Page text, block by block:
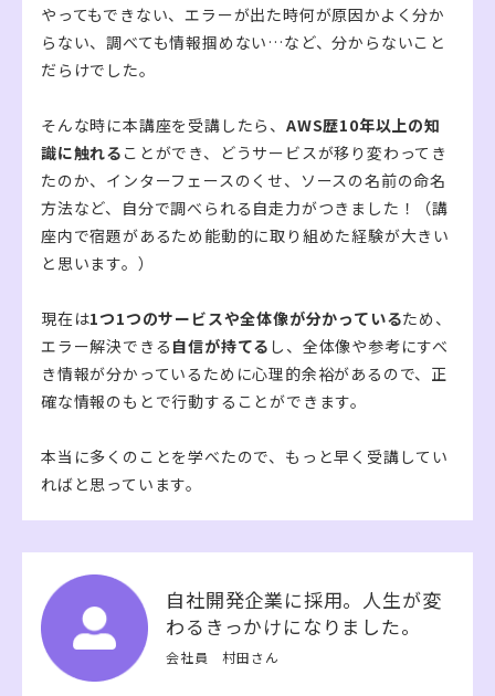
やってもできない、エラーが出た時何が原因かよく分か
らない、調べても情報掴めない…など、分からないこと
だらけでした。
そんな時に本講座を受講したら、AWS歴10年以上の知
識に触れる ことができ、どうサービスが移り変わってき
たのか、インターフェースのくせ、ソースの名前の命名
方法など、自分で調べられる自走力がつきました！（講
座内で宿題があるため能動的に取り組めた経験が大きい
と思います。）
現在は1つ1つのサービスや全体像が分かっているため、
エラー解決できる 自信が持てる し、全体像や参考にすべ
き情報が分かっているために心理的余裕があるので、正
確な情報のもとで行動することができます。
本当に多くのことを学べたので、もっと早く受講してい
ればと思っています。
自社開発企業に採用。人生が変
わるきっかけになりました。
会社員 村田さん